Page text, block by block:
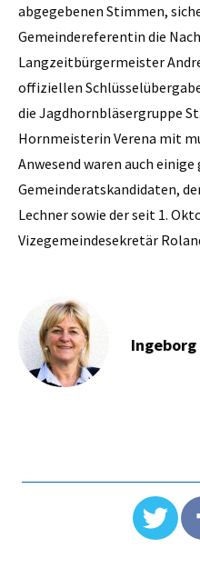
abgegebenen Stimmen,
Gemeindereferentin die
Langzeitbürgermeister
offiziellen
die Jagdhornbläsergruppe
Hornmeisterin Verena mit
Anwesend waren auch
Gemeinderatskandidaten,
Lechner sowie der seit 1.
Vizegemeindesekretär